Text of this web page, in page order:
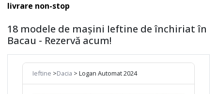
livrare non-stop
18 modele de mașini Ieftine de închiriat în
Bacau - Rezervă acum!
Ieftine >Dacia > Logan Automat 2024